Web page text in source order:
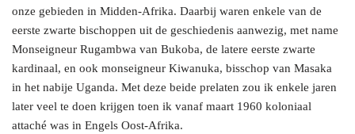
onze gebieden in Midden-Afrika. Daarbij waren enkele van de
eerste zwarte bischoppen uit de geschiedenis aanwezig, met name
Monseigneur Rugambwa van Bukoba, de latere eerste zwarte
kardinaal, en ook monseigneur Kiwanuka, bisschop van Masaka
in het nabije Uganda. Met deze beide prelaten zou ik enkele jaren
later veel te doen krijgen toen ik vanaf maart 1960 koloniaal
attaché was in Engels Oost-Afrika.